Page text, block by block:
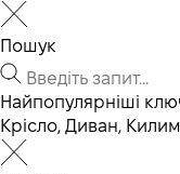
Пошук
Найпопулярніші
Крісло, Диван, Килим